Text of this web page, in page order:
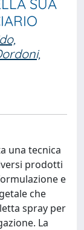
SUA
una tecnica
prodotti
e
che
spray per
La